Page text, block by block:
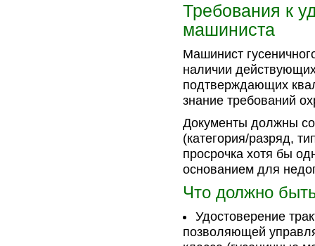
Требования к
машиниста
Машинист
наличии
подтверждающих
знание требований
Документы должны
(категория/разряд,
просрочка хотя бы
основанием для
Что должно
Удостоверение
позволяющей